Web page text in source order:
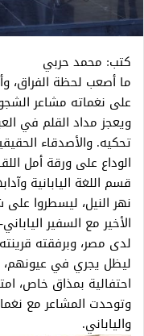
كتب: محمد حربي
ما أصعب لحظة الفراق،
على نغماته مشاعر
ويعجز مداد القلم في
تحكيه. والأصدقاء
الوداع على ورقة أمل
قسم اللغة اليابانية
نهر النيل، ليسطروا
الأخير مع السفير
لدى مصر، وبرفقته
ليظل يجري في
احتفالية بمذاق خاص،
وتوحدت المشاعر مع
والياباني.